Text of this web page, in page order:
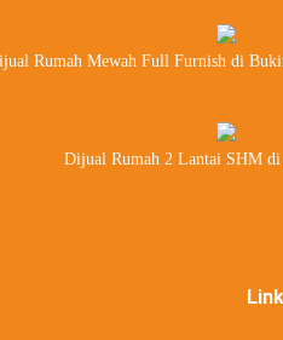
Rumah Mewah Full Furnish di
Dijual Rumah 2 Lantai SHM